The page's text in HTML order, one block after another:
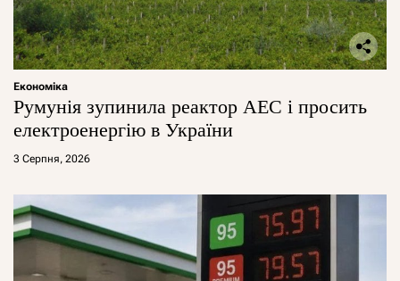
Економіка
Румунія зупинила реактор АЕС і просить
електроенергію в України
3 Серпня, 2026